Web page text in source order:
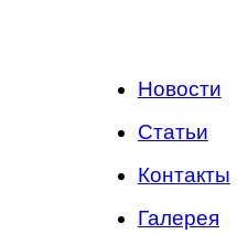
Новости
Статьи
Контакты
Галерея